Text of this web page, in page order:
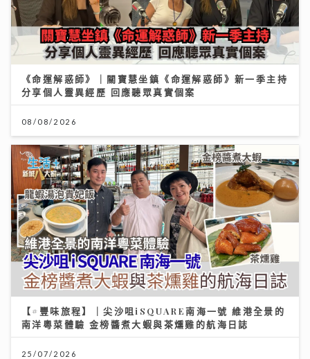
《命運解惑師》｜關寶慧坐鎮《命運解惑師》新一季主持
分享個人靈異經歷 回應聽眾真實個案
08/08/2026
【#豐味旅程】｜尖沙咀iSQUARE南海一號 維港全景的
南洋粵菜體驗 金榜醬煮大蝦與茶燻雞的航海日誌
25/07/2026